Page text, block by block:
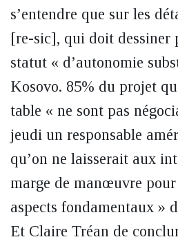
s’entendre que sur les
[re-sic], qui doit dessiner
statut « d’autonomie
Kosovo. 85% du projet
table « ne sont pas
jeudi un responsable
qu’on ne laisserait aux
marge de manœuvre pour
aspects fondamentaux »
Et Claire Tréan de